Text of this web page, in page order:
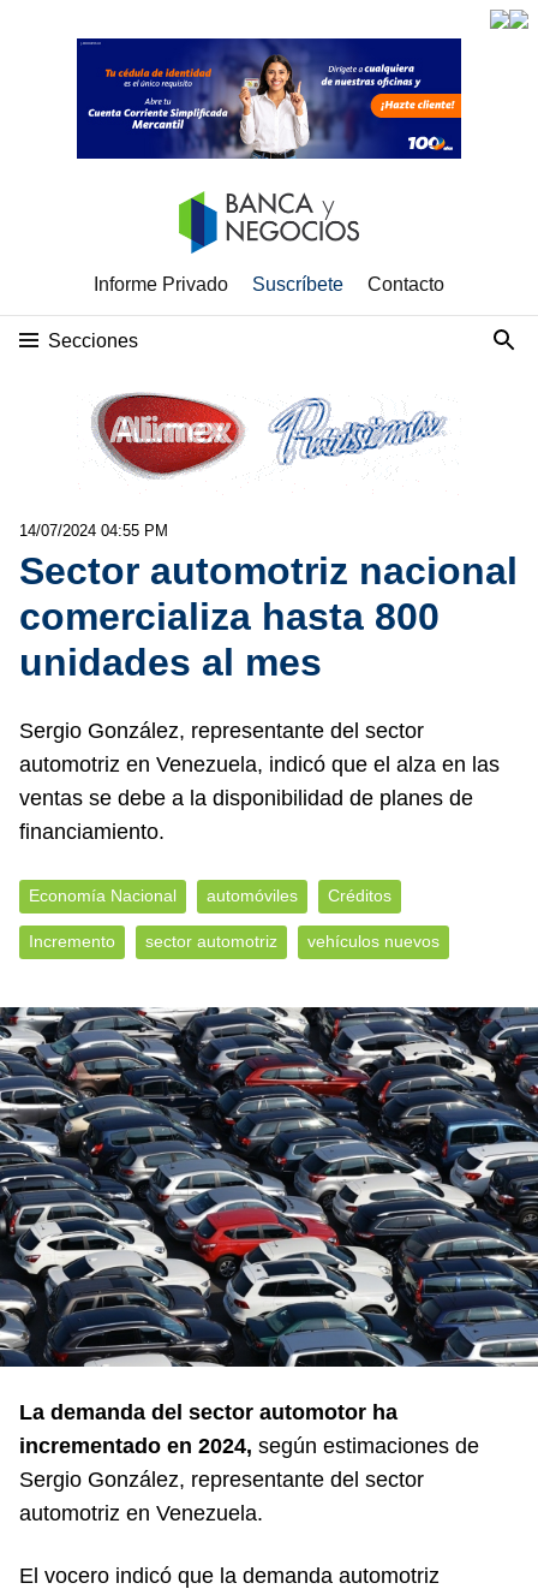
Informe Privado Suscríbete Contacto
Secciones
14/07/2024 04:55 PM
Sector automotriz nacional
comercializa hasta 800
unidades al mes
Sergio González, representante del sector
automotriz en Venezuela, indicó que el alza en las
ventas se debe a la disponibilidad de planes de
financiamiento.
Economía Nacional automóviles Créditos
Incremento sector automotriz vehículos nuevos
La demanda del sector automotor ha
incrementado en 2024, según estimaciones de
Sergio González, representante del sector
automotriz en Venezuela.
El vocero indicó que la demanda automotriz